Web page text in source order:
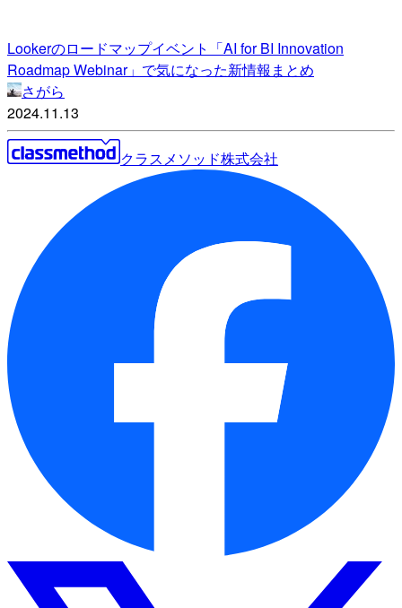
Lookerのロードマップイベント「AI for BI Innovation
Roadmap Webinar」で気になった新情報まとめ
さがら
2024.11.13
クラスメソッド株式会社